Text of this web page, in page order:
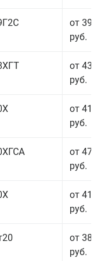
от 39
руб.
от 43
руб.
от 41
руб.
от 47
руб.
от 41
руб.
от 38
руб.